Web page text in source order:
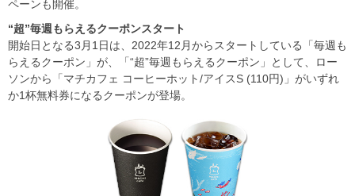
ペーンも開催。
“超”毎週もらえるクーポンスタート
開始日となる3月1日は、2022年12月からスタートしている「毎週も
らえるクーポン」が、「“超”毎週もらえるクーポン」として、ロー
ソンから「マチカフェ コーヒーホット/アイスS (110円)」がいずれ
か1杯無料券になるクーポンが登場。